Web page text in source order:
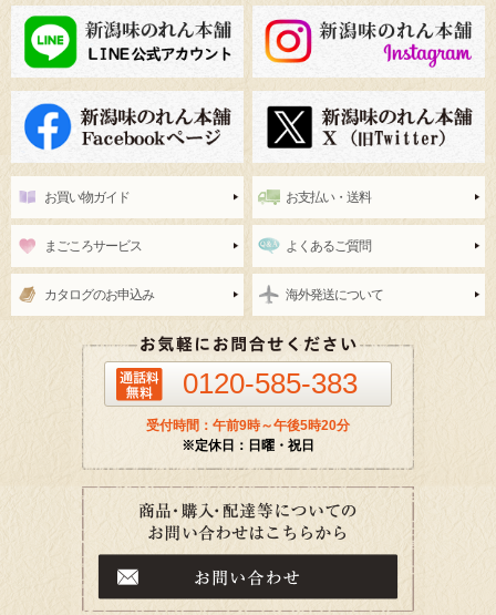
お買い物ガイド お支払い・送料
まごころサービス よくあるご質問
カタログのお申込み 海外発送について
0120-585-383
受付時間：午前9時～午後5時20分
※定休日：日曜・祝日